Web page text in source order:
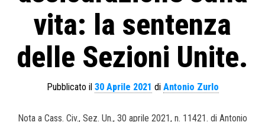
vita: la sentenza
delle Sezioni Unite.
Pubblicato il 30 Aprile 2021 di Antonio Zurlo
Nota a Cass. Civ., Sez. Un., 30 aprile 2021, n. 11421. di Antonio